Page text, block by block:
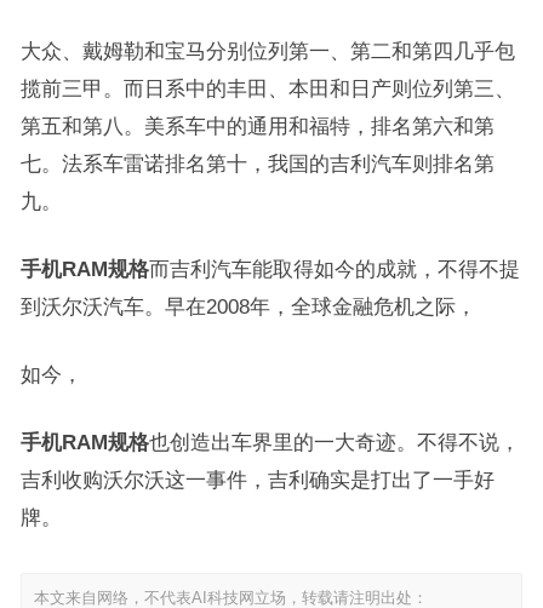
大众、戴姆勒和宝马分别位列第一、第二和第四几乎包
揽前三甲。而日系中的丰田、本田和日产则位列第三、
第五和第八。美系车中的通用和福特，排名第六和第
七。法系车雷诺排名第十，我国的吉利汽车则排名第
九。
手机RAM规格而吉利汽车能取得如今的成就，不得不提
到沃尔沃汽车。早在2008年，全球金融危机之际，
如今，
手机RAM规格也创造出车界里的一大奇迹。不得不说，
吉利收购沃尔沃这一事件，吉利确实是打出了一手好
牌。
本文来自网络，不代表AI科技网立场，转载请注明出处：